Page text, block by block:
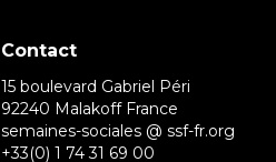
Contact
15 boulevard Gabriel Péri
92240 Malakoff France
semaines-sociales @ ssf-fr.org
+33(0) 1 74 31 69 00